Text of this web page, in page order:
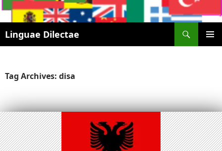
Linguae Dilectae
SKIP
Tag Archives: disa